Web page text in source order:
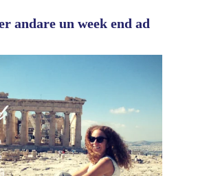
andare un week end ad